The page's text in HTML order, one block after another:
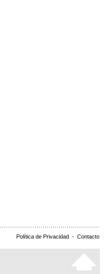
Política de Privacidad - Contacto